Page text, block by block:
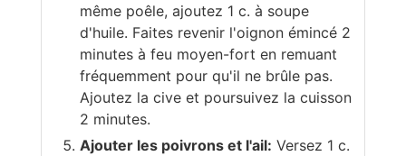
même poêle, ajoutez 1 c. à soupe
d'huile. Faites revenir l'oignon émincé 2
minutes à feu moyen-fort en remuant
fréquemment pour qu'il ne brûle pas.
Ajoutez la cive et poursuivez la cuisson
2 minutes.
Ajouter les poivrons et l'ail: Versez 1 c.